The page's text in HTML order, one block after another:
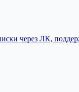
через ЛК,